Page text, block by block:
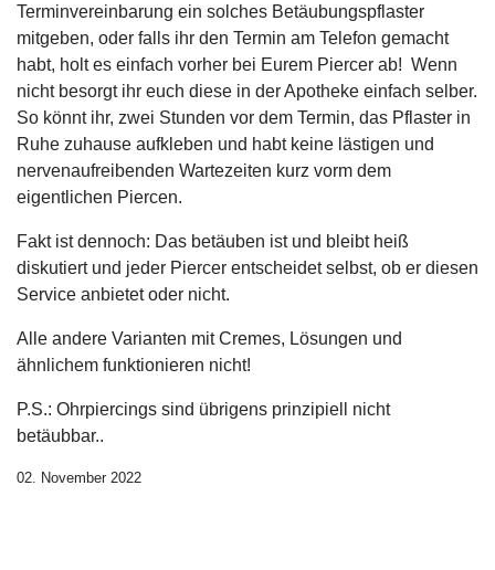
Terminvereinbarung ein solches Betäubungspflaster
mitgeben, oder falls ihr den Termin am Telefon gemacht
habt, holt es einfach vorher bei Eurem Piercer ab! Wenn
nicht besorgt ihr euch diese in der Apotheke einfach selber.
So könnt ihr, zwei Stunden vor dem Termin, das Pflaster in
Ruhe zuhause aufkleben und habt keine lästigen und
nervenaufreibenden Wartezeiten kurz vorm dem
eigentlichen Piercen.
Fakt ist dennoch: Das betäuben ist und bleibt heiß
diskutiert und jeder Piercer entscheidet selbst, ob er diesen
Service anbietet oder nicht.
Alle andere Varianten mit Cremes, Lösungen und
ähnlichem funktionieren nicht!
P.S.: Ohrpiercings sind übrigens prinzipiell nicht
betäubbar..
02. November 2022